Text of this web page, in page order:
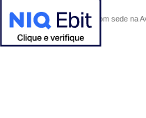
COMERCIAL SÃO PAULO, com sede na